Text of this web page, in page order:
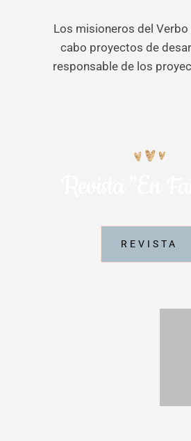
Los misioneros del Verbo
cabo proyectos de
responsable de los
REVISTA